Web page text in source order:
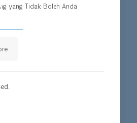
yang Tidak Boleh Anda